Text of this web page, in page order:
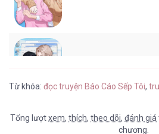
Từ khóa: đọc truyện Báo Cáo Sếp Tôi,
Tổng lượtxem, thích, theo dõi, đánh giá
chương.